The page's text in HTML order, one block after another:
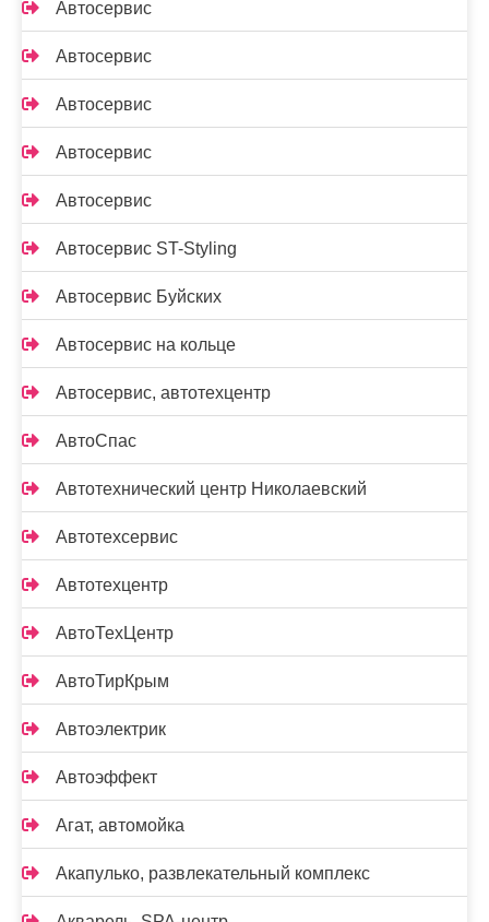
Автосервис
Автосервис
Автосервис
Автосервис
Автосервис
Автосервис ST-Styling
Автосервис Буйских
Автосервис на кольце
Автосервис, автотехцентр
АвтоСпас
Автотехнический центр Николаевский
Автотехсервис
Автотехцентр
АвтоТехЦентр
АвтоТирКрым
Автоэлектрик
Автоэффект
Агат, автомойка
Акапулько, развлекательный комплекс